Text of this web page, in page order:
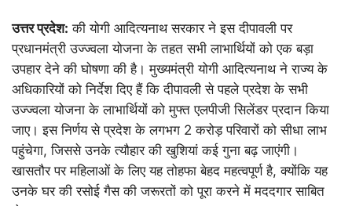
उत्तर प्रदेश: की योगी आदित्यनाथ सरकार ने इस दीपावली पर
प्रधानमंत्री उज्ज्वला योजना के तहत सभी लाभार्थियों को एक बड़ा
उपहार देने की घोषणा की है। मुख्यमंत्री योगी आदित्यनाथ ने राज्य के
अधिकारियों को निर्देश दिए हैं कि दीपावली से पहले प्रदेश के सभी
उज्ज्वला योजना के लाभार्थियों को मुफ्त एलपीजी सिलेंडर प्रदान किया
जाए। इस निर्णय से प्रदेश के लगभग 2 करोड़ परिवारों को सीधा लाभ
पहुंचेगा, जिससे उनके त्यौहार की खुशियां कई गुना बढ़ जाएंगी।
खासतौर पर महिलाओं के लिए यह तोहफा बेहद महत्वपूर्ण है, क्योंकि यह
उनके घर की रसोई गैस की जरूरतों को पूरा करने में मददगार साबित